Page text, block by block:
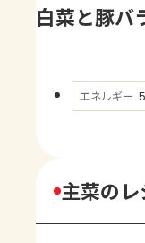
AJINOMOTO
白菜と豚バ
エネルギー
主菜の